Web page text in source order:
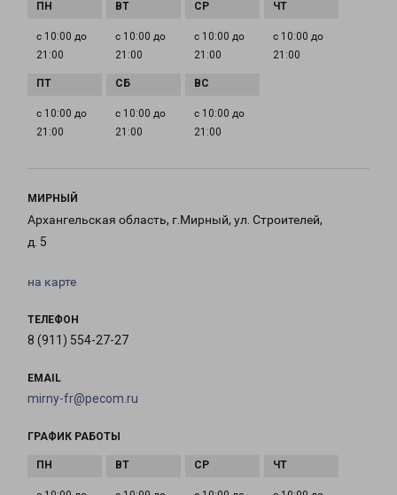
с 10:00 до
21:00
с 10:00 до
21:00
с 10:00 до
21:00
с 10:00 до
21:00
с 10:00 до
21:00
с 10:00 до
21:00
с 10:00 до
21:00
МИРНЫЙ
Архангельская область, г.Мирный, ул. Строителей,
д. 5
на карте
ТЕЛЕФОН
8 (911) 554-27-27
EMAIL
mirny-fr@pecom.ru
ГРАФИК РАБОТЫ